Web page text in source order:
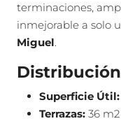
terminaciones,
inmejorable a solo
Miguel.
Superficie Útil:
Terrazas: 36 m2